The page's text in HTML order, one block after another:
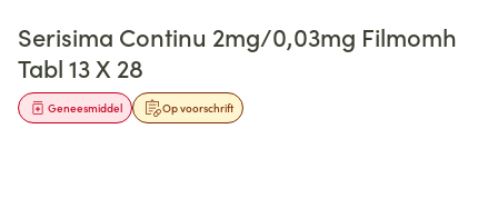
Serisima Continu 2mg/0,03mg Filmomh
Tabl 13 X 28
Op voorschrift
Geneesmiddel